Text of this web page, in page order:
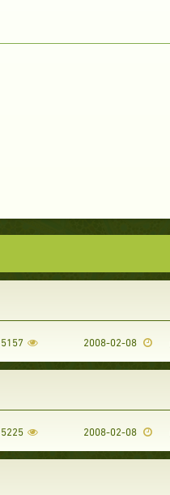
2008-02-08
5157
2008-02-08
5225